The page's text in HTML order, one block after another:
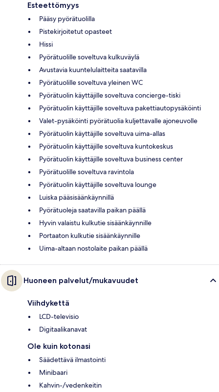
Esteettömyys
Pääsy pyörätuolilla
Pistekirjoitetut opasteet
Hissi
Pyörätuolille soveltuva kulkuväylä
Avustavia kuuntelulaitteita saatavilla
Pyörätuolille soveltuva yleinen WC
Pyörätuolin käyttäjille soveltuva concierge-tiski
Pyörätuolin käyttäjille soveltuva pakettiautopysäköinti
Valet-pysäköinti pyörätuolia kuljettavalle ajoneuvolle
Pyörätuolin käyttäjille soveltuva uima-allas
Pyörätuolin käyttäjille soveltuva kuntokeskus
Pyörätuolin käyttäjille soveltuva business center
Pyörätuolille soveltuva ravintola
Pyörätuolin käyttäjille soveltuva lounge
Luiska pääsisäänkäynnillä
Pyörätuoleja saatavilla paikan päällä
Hyvin valaistu kulkutie sisäänkäynnille
Portaaton kulkutie sisäänkäynnille
Uima-altaan nostolaite paikan päällä
Huoneen palvelut/mukavuudet
Viihdykettä
LCD-televisio
Digitaalikanavat
Ole kuin kotonasi
Säädettävä ilmastointi
Minibaari
Kahvin-/vedenkeitin